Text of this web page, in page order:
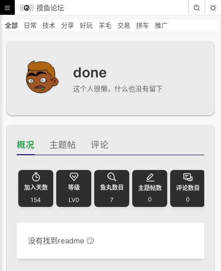
摸鱼论坛
全部 日常 技术 分享 好玩 羊毛 交易 拼车 推广
done
这个人很懒，什么也没有留下
概况 主题帖 评论
加入天数
154
等级
LV0
鱼丸数目
7
主题帖数
0
评论数目
0
没有找到readme 🙄